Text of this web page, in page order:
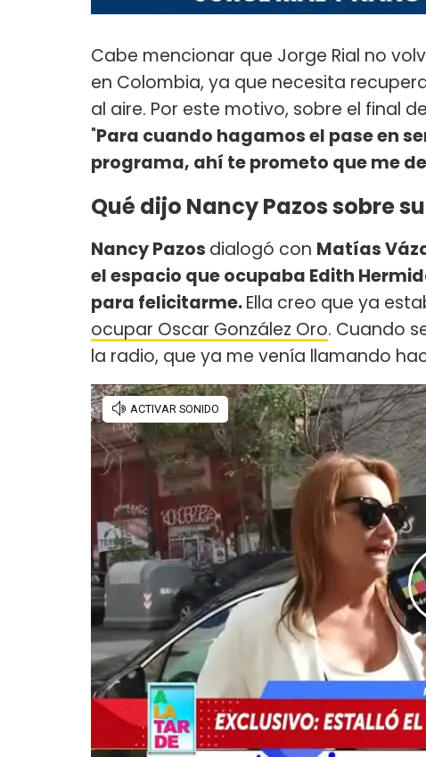
Cabe mencionar que Jorge Rial no
en Colombia, ya que necesita
al aire. Por este motivo, sobre el final
"Para cuando hagamos el pase en
programa, ahí te prometo que me
Qué dijo Nancy Pazos sobre
Nancy Pazos dialogó con Matías
el espacio que ocupaba Edith
para felicitarme.Ella creo que ya
ocupar Oscar González Oro. Cuando
la radio, que ya me venía llamando